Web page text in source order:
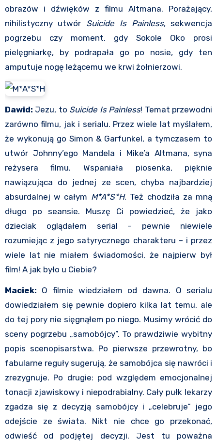
obrazów i dźwięków z filmu Altmana. Porażający,
nihilistyczny utwór Suicide Is Painless, sekwencja
pogrzebu czy moment, gdy Sokole Oko prosi
pielęgniarkę, by podrapała go po nosie, gdy ten
amputuje nogę leżącemu we krwi żołnierzowi.
Dawid: Jezu, to Suicide Is Painless! Temat przewodni
zarówno filmu, jak i serialu. Przez wiele lat myślałem,
że wykonują go Simon & Garfunkel, a tymczasem to
utwór Johnny’ego Mandela i Mike’a Altmana, syna
reżysera filmu. Wspaniała piosenka, pięknie
nawiązująca do jednej ze scen, chyba najbardziej
absurdalnej w całym M*A*S*H. Też chodziła za mną
długo po seansie. Muszę Ci powiedzieć, że jako
dzieciak oglądałem serial – pewnie niewiele
rozumiejąc z jego satyrycznego charakteru – i przez
wiele lat nie miałem świadomości, że najpierw był
film! A jak było u Ciebie?
Maciek: O filmie wiedziałem od dawna. O serialu
dowiedziałem się pewnie dopiero kilka lat temu, ale
do tej pory nie sięgnąłem po niego. Musimy wrócić do
sceny pogrzebu „samobójcy”. To prawdziwie wybitny
popis scenopisarstwa. Po pierwsze przewrotny, bo
fabularne reguły sugerują, że samobójca się nawróci i
zrezygnuje. Po drugie: pod względem emocjonalnej
tonacji zjawiskowy i niepodrabialny. Cały pułk lekarzy
zgadza się z decyzją samobójcy i „celebruje” jego
odejście ze świata. Nikt nie chce go przekonać,
odwieść od podjętej decyzji. Jest tu poważna